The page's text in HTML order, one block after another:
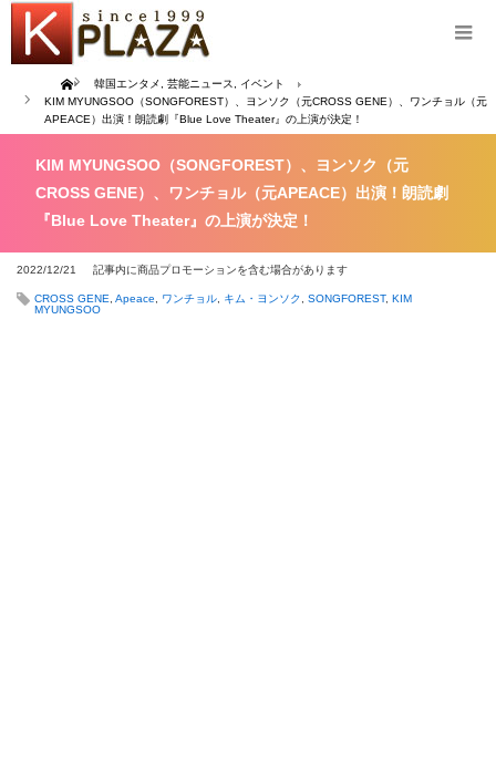
Home 韓国エンタメ 芸能ニュース
イベント
KIM MYUNGSOO（SONGFOREST）、ヨンソク（元CROSS GENE）、ワンチョル（元
APEACE）出演！朗読劇『Blue Love Theater』の上演が決定！
KIM MYUNGSOO（SONGFOREST）、ヨンソク（元
CROSS GENE）、ワンチョル（元APEACE）出演！朗読劇
『Blue Love Theater』の上演が決定！
2022/12/21 記事内に商品プロモーションを含む場合があります
CROSS GENE Apeace ワンチョル キム・ヨンソク SONGFOREST, KIM
MYUNGSOO